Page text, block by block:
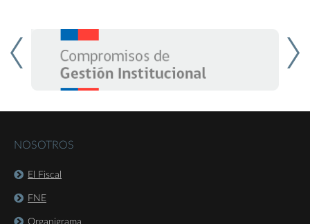
NOSOTROS
El Fiscal
FNE
Organigrama